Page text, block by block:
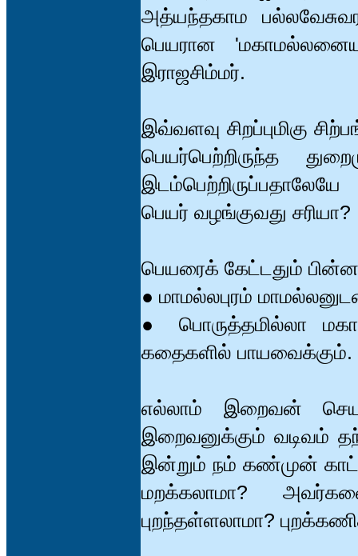
அத்யந்தகாம
பெயரான
இராஜசிம்மர்.
இவ்வளவு சிறப்புமிகு
பெயர்பெற்றிருந்த
பெயர் வழங்குவது சரியா?
பெயரைக் கேட்டதும்
● மாமல்லபுரம்
● பொருத்தமில்லா
கதைகளில் பாயவைக்கும்.
எல்லாம் இறைவன்
இறைவனுக்கும் வடிவம்
இன்றும் நம் கண்முன்
மறக்கலாமா?
புறந்தள்ளலாமா?